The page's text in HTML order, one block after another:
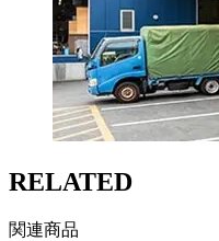
RELATED
関連商品